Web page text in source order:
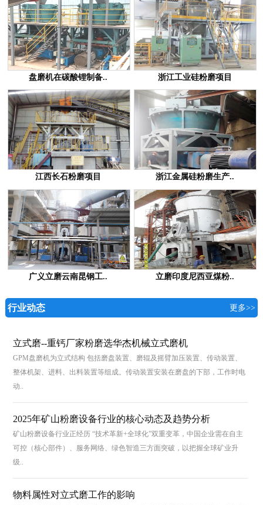
盘磨机在碳酸锂制备.. 浙江工业硅粉磨项目
江西长石粉磨项目 浙江金属硅粉磨生产..
广义立磨云南昆钢工.. 立磨印度尼西亚煤粉..
行业动态 更多>>
立式磨--重钙厂家粉磨选华杰机械立式磨机
GPM盘磨机为立式结构 包括磨盘装置、磨辊及摇臂加压装置、传动装置、
整体机架、进料、出料装置等组成。传动装置安装在磨盘的下部，工作时电
动..
2025年矿山粉磨设备行业的核心动态及趋势分析
矿山粉磨设备行业正经历 “技术革新+全球化”双重变革，中国企业需在自主
可控（核心部件）、服务网络、绿色智造三方面突破，以把握全球矿业升
级..
物料属性对立式磨工作的影响